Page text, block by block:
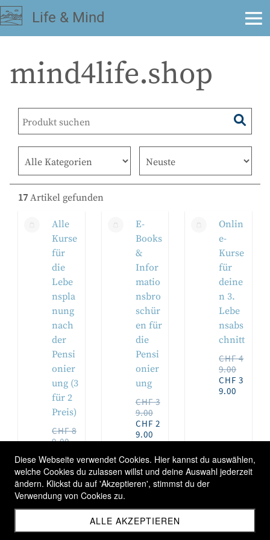
 Life & Mind
mind4life.shop
17 Artikel gefunden
Alle
Kurse
für
die
Lebe
nspla
nung
nach
der
Pensi
onier
ung (3
für 2
Preis)
CHF 8
9.00
9.00
E-
Books
&
Infor
matio
nsbro
schür
en für
die
Pensi
onier
ung
CHF 3
9.00
CHF 2
9.00
Onlin
e-
Kurse
für
deine
n 3.
Lebe
nsabs
chnitt
CHF 4
9.00
CHF 3
9.00
1 2 3 4 ... 6
Diese Webseite verwendet Cookies. Hier kannst du auswählen,
welche Cookies du zulassen willst und deine Auswahl jederzeit
ändern. Klickst du auf 'Akzeptieren', stimmst du der
Verwendung von Cookies zu.
ALLE AKZEPTIEREN